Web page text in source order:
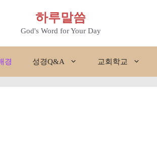
하루말씀
God's Word for Your Day
경 성경Q&A 교회학교